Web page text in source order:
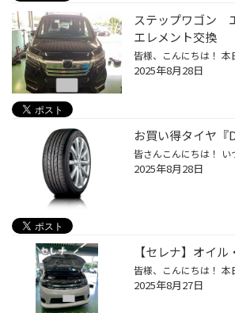
ステップワゴン
エレメント交換
2025年8月28日
お買い得タイヤ『
2025年8月28日
【セレナ】オイ
2025年8月27日